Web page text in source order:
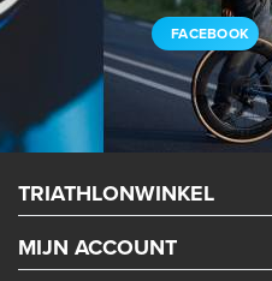
FACEBOOK
TRIATHLONWINKEL
MIJN ACCOUNT